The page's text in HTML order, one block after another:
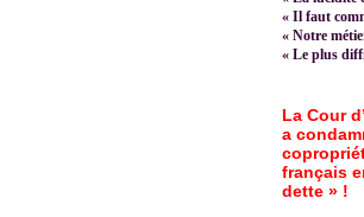
« Il faut
« Notre
« Le plus
La Cour
a
français
dette » !